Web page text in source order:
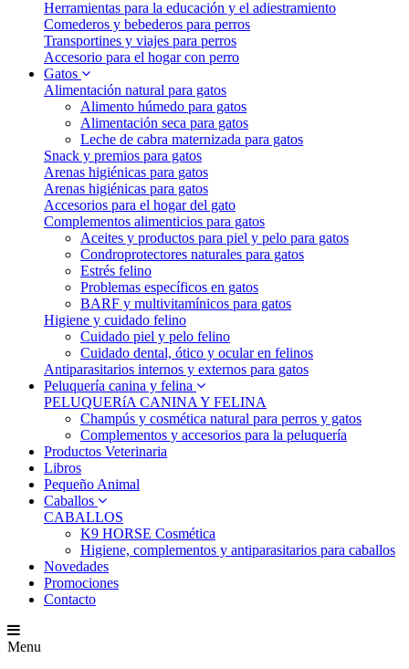
Herramientas para la educación y el adiestramiento
Comederos y bebederos para perros
Transportines y viajes para perros
Accesorio para el hogar con perro
Gatos
Alimentación natural para gatos
Alimento húmedo para gatos
Alimentación seca para gatos
Leche de cabra maternizada para gatos
Snack y premios para gatos
Arenas higiénicas para gatos
Arenas higiénicas para gatos
Accesorios para el hogar del gato
Complementos alimenticios para gatos
Aceites y productos para piel y pelo para gatos
Condroprotectores naturales para gatos
Estrés felino
Problemas específicos en gatos
BARF y multivitamínicos para gatos
Higiene y cuidado felino
Cuidado piel y pelo felino
Cuidado dental, ótico y ocular en felinos
Antiparasitarios internos y externos para gatos
Peluquería canina y felina
PELUQUERíA CANINA Y FELINA
Champús y cosmética natural para perros y gatos
Complementos y accesorios para la peluquería
Productos Veterinaria
Libros
Pequeño Animal
Caballos
CABALLOS
K9 HORSE Cosmética
Higiene, complementos y antiparasitarios para caballos
Novedades
Promociones
Contacto
Menu